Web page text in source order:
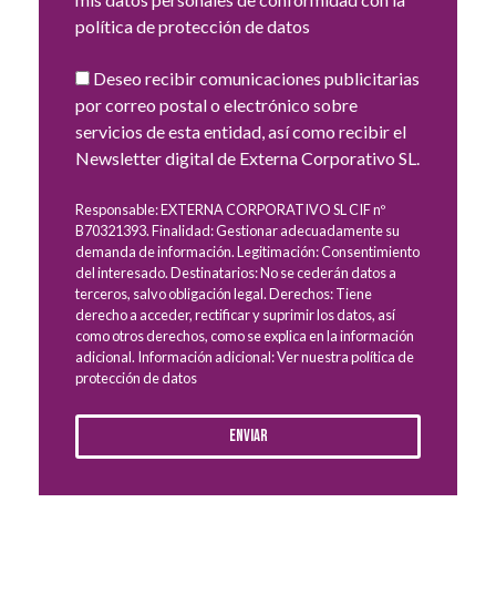
política de protección de datos
Deseo recibir comunicaciones publicitarias
por correo postal o electrónico sobre
servicios de esta entidad, así como recibir el
Newsletter digital de Externa Corporativo SL.
Responsable: EXTERNA CORPORATIVO SL CIF nº
B70321393. Finalidad: Gestionar adecuadamente su
demanda de información. Legitimación: Consentimiento
del interesado. Destinatarios: No se cederán datos a
terceros, salvo obligación legal. Derechos: Tiene
derecho a acceder, rectificar y suprimir los datos, así
como otros derechos, como se explica en la información
adicional. Información adicional: Ver nuestra política de
protección de datos
Enviar